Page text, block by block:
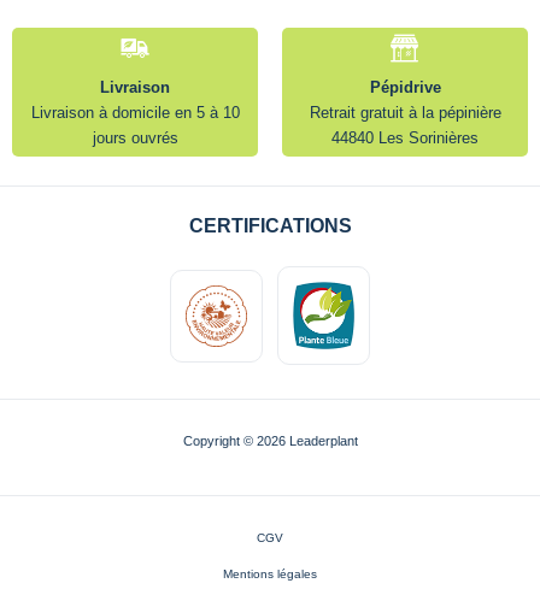
Livraison
Livraison à domicile en 5 à 10
jours ouvrés
Pépidrive
Retrait gratuit à la pépinière
44840 Les Sorinières
CERTIFICATIONS
Copyright © 2026 Leaderplant
CGV
Mentions légales